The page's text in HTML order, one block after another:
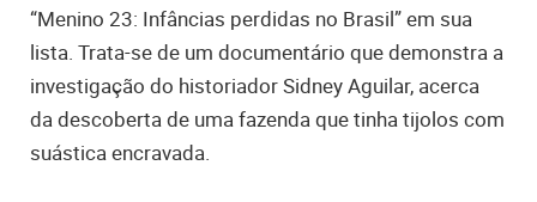
“Menino 23: Infâncias perdidas no Brasil” em sua
lista. Trata-se de um documentário que demonstra a
investigação do historiador Sidney Aguilar, acerca
da descoberta de uma fazenda que tinha tijolos com
suástica encravada.